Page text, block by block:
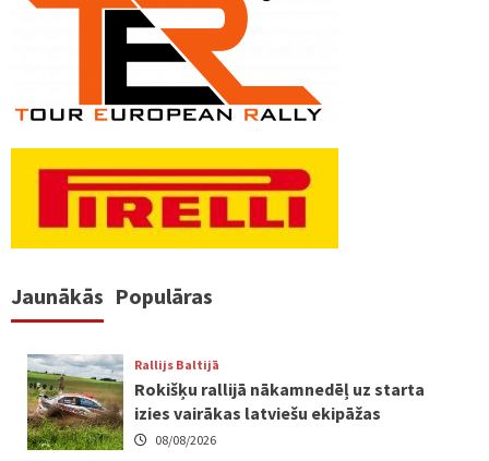
Jaunākās Populāras
Rallijs Baltijā
Rokišķu rallijā nākamnedēļ uz starta
izies vairākas latviešu ekipāžas
08/08/2026